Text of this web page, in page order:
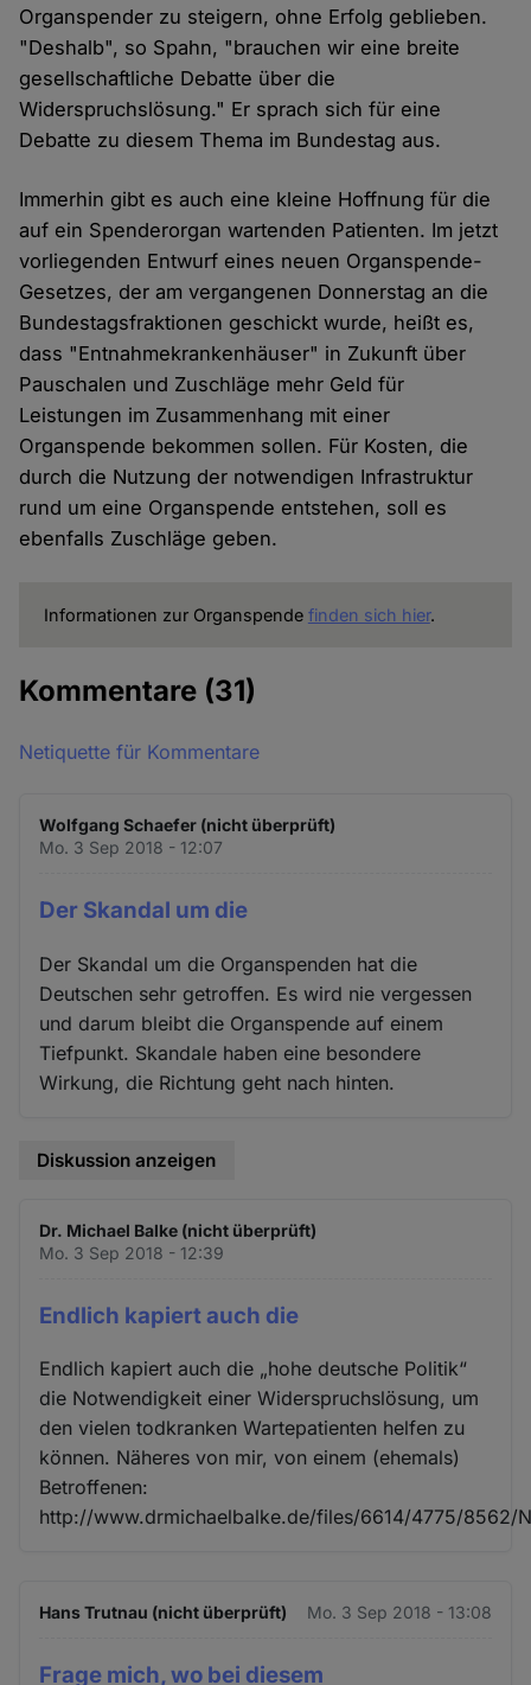
Organspender zu steigern, ohne Erfolg geblieben.
"Deshalb", so Spahn, "brauchen wir eine breite
gesellschaftliche Debatte über die
Widerspruchslösung." Er sprach sich für eine
Debatte zu diesem Thema im Bundestag aus.
Immerhin gibt es auch eine kleine Hoffnung für die
auf ein Spenderorgan wartenden Patienten. Im jetzt
vorliegenden Entwurf eines neuen Organspende-
Gesetzes, der am vergangenen Donnerstag an die
Bundestagsfraktionen geschickt wurde, heißt es,
dass "Entnahmekrankenhäuser" in Zukunft über
Pauschalen und Zuschläge mehr Geld für
Leistungen im Zusammenhang mit einer
Organspende bekommen sollen. Für Kosten, die
durch die Nutzung der notwendigen Infrastruktur
rund um eine Organspende entstehen, soll es
ebenfalls Zuschläge geben.
Informationen zur Organspende finden sich hier.
Kommentare (31)
Netiquette für Kommentare
Wolfgang Schaefer (nicht überprüft)
Mo. 3 Sep 2018 - 12:07
Der Skandal um die
Der Skandal um die Organspenden hat die
Deutschen sehr getroffen. Es wird nie vergessen
und darum bleibt die Organspende auf einem
Tiefpunkt. Skandale haben eine besondere
Wirkung, die Richtung geht nach hinten.
Diskussion anzeigen
Dr. Michael Balke (nicht überprüft)
Mo. 3 Sep 2018 - 12:39
Endlich kapiert auch die
Endlich kapiert auch die „hohe deutsche Politik“
die Notwendigkeit einer Widerspruchslösung, um
den vielen todkranken Wartepatienten helfen zu
können. Näheres von mir, von einem (ehemals)
Betroffenen:
http://www.drmichaelbalke.de/files/6614/4775/8562/
Hans Trutnau (nicht überprüft) Mo. 3 Sep 2018 - 13:08
Frage mich, wo bei diesem